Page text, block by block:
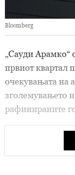
Bloomberg
„Сауди Арамко“
првиот квартал
очекувањата на
зголемувањето
рафинираните